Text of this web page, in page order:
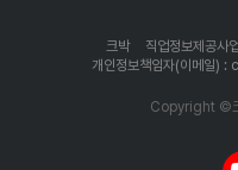
크박
직업정보제공
개인정보책임자(이메
Copyright ©